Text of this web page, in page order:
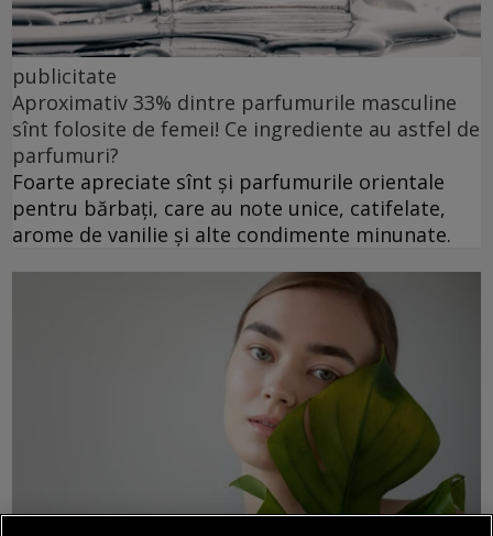
publicitate
Aproximativ 33% dintre parfumurile masculine
sînt folosite de femei! Ce ingrediente au astfel de
parfumuri?
Foarte apreciate sînt și parfumurile orientale
pentru bărbați, care au note unice, catifelate,
arome de vanilie și alte condimente minunate.